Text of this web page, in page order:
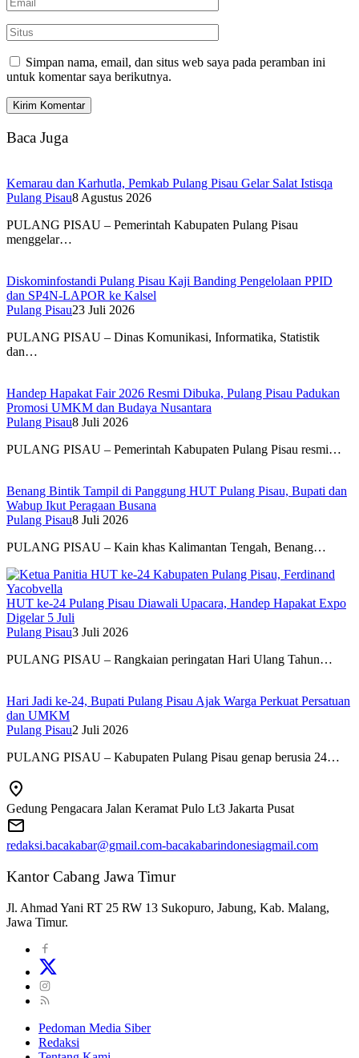
Simpan nama, email, dan situs web saya pada peramban ini
untuk komentar saya berikutnya.
Baca Juga
Kemarau dan Karhutla, Pemkab Pulang Pisau Gelar Salat Istisqa
Pulang Pisau8 Agustus 2026
PULANG PISAU – Pemerintah Kabupaten Pulang Pisau
menggelar…
Diskominfostandi Pulang Pisau Kaji Banding Pengelolaan PPID
dan SP4N-LAPOR ke Kalsel
Pulang Pisau23 Juli 2026
PULANG PISAU – Dinas Komunikasi, Informatika, Statistik
dan…
Handep Hapakat Fair 2026 Resmi Dibuka, Pulang Pisau Padukan
Promosi UMKM dan Budaya Nusantara
Pulang Pisau8 Juli 2026
PULANG PISAU – Pemerintah Kabupaten Pulang Pisau resmi…
Benang Bintik Tampil di Panggung HUT Pulang Pisau, Bupati dan
Wabup Ikut Peragaan Busana
Pulang Pisau8 Juli 2026
PULANG PISAU – Kain khas Kalimantan Tengah, Benang…
HUT ke-24 Pulang Pisau Diawali Upacara, Handep Hapakat Expo
Digelar 5 Juli
Pulang Pisau3 Juli 2026
PULANG PISAU – Rangkaian peringatan Hari Ulang Tahun…
Hari Jadi ke-24, Bupati Pulang Pisau Ajak Warga Perkuat Persatuan
dan UMKM
Pulang Pisau2 Juli 2026
PULANG PISAU – Kabupaten Pulang Pisau genap berusia 24…
Gedung Pengacara Jalan Keramat Pulo Lt3 Jakarta Pusat
redaksi.bacakabar@gmail.com-bacakabarindonesiagmail.com
Kantor Cabang Jawa Timur
Jl. Ahmad Yani RT 25 RW 13 Sukopuro, Jabung, Kab. Malang,
Jawa Timur.
Pedoman Media Siber
Redaksi